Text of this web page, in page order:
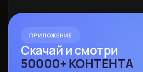
ПРИЛОЖЕНИЕ
Скачай и смотри
50000+ КОНТЕНТА